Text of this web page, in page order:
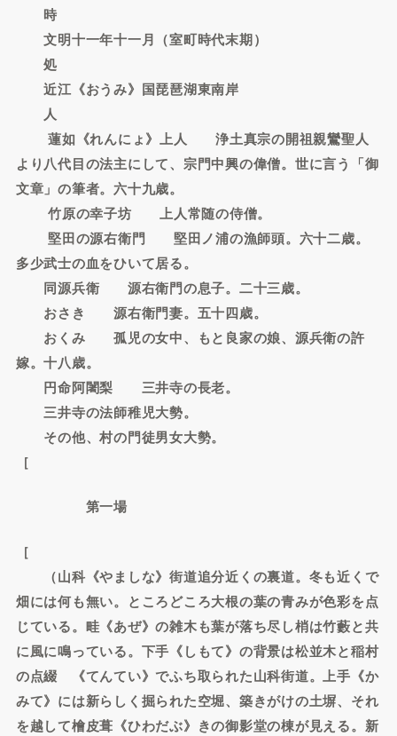
時
文明十一年十一月（室町時代末期）
処
近江《おうみ》国琵琶湖東南岸
人
蓮如《れんにょ》上人 浄土真宗の開祖親鸞聖人
より八代目の法主にして、宗門中興の偉僧。世に言う「御
文章」の筆者。六十九歳。
竹原の幸子坊 上人常随の侍僧。
堅田の源右衛門 堅田ノ浦の漁師頭。六十二歳。
多少武士の血をひいて居る。
同源兵衛 源右衛門の息子。二十三歳。
おさき 源右衛門妻。五十四歳。
おくみ 孤児の女中、もと良家の娘、源兵衛の許
嫁。十八歳。
円命阿闍梨 三井寺の長老。
三井寺の法師稚児大勢。
その他、村の門徒男女大勢。
［
第一場
［
（山科《やましな》街道追分近くの裏道。冬も近くで
畑には何も無い。ところどころ大根の葉の青みが色彩を点
じている。畦《あぜ》の雑木も葉が落ち尽し梢は竹藪と共
に風に鳴っている。下手《しもて》の背景は松並木と稲村
の点綴 《てんてい》でふち取られた山科街道。上手《か
みて》には新らしく掘られた空堀、築きがけの土塀、それ
を越して檜皮葺《ひわだぶ》きの御影堂の棟が見える。新